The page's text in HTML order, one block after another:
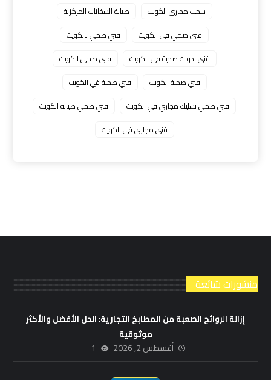
سحب مجاري الكويت
صيانة السخانات المركزية
فنى صحي في الكويت
فني صحي بالكويت
فني ادوات صحية في الكويت
فني صحي الكويت
فني صحية الكويت
فني صحية في الكويت
فني صحي تسليك مجاري في الكويت
فني صحي صيانه الكويت
فني مجاري في الكويت
منشورات شائعة
إزالة الروائح الصعبة من المطابخ التجارية: الحل الأفضل والأكثر
موثوقية
أغسطس 2, 2026 1